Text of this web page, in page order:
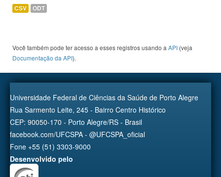
CSV ODT
Você também pode ter acesso a esses registros usando a API (veja
Documentação da API).
Universidade Federal de Ciências da Saúde de Porto Alegre
Rua Sarmento Leite, 245 - Bairro Centro Histórico
CEP: 90050-170 - Porto Alegre/RS - Brasil
facebook.com/UFCSPA - @UFCSPA_oficial
Fone +55 (51) 3303-9000
Desenvolvido pelo